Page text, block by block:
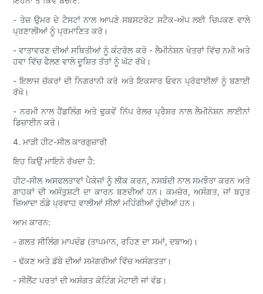
- ਤੇਜ਼ ਉਮਰ ਦੇ ਟੈਸਟਾਂ ਨਾਲ ਆਪਣੇ ਸਬਸਟਰੇਟ ਸਟੈਕ-ਅੱਪ ਲਈ ਚਿਪਕਣ ਵਾਲੇ
ਪ੍ਰਣਾਲੀਆਂ ਨੂੰ ਪ੍ਰਮਾਣਿਤ ਕਰੋ।
- ਵਾਤਾਵਰਣ ਦੀਆਂ ਸਥਿਤੀਆਂ ਨੂੰ ਕੰਟਰੋਲ ਕਰੋ - ਲੈਮੀਨੇਸ਼ਨ ਖੇਤਰਾਂ ਵਿੱਚ ਨਮੀ ਅਤੇ
ਹਵਾ ਵਿੱਚ ਫੈਲਣ ਵਾਲੇ ਦੂਸ਼ਿਤ ਤੱਤਾਂ ਨੂੰ ਘੱਟ ਰੱਖੋ।
- ਇਲਾਜ ਚੱਕਰਾਂ ਦੀ ਨਿਗਰਾਨੀ ਕਰੋ ਅਤੇ ਇਕਸਾਰ ਓਵਨ ਪ੍ਰੋਫਾਈਲਾਂ ਨੂੰ ਬਣਾਈ
ਰੱਖੋ।
- ਨਰਮੀ ਨਾਲ ਹੈਂਡਲਿੰਗ ਅਤੇ ਢੁਕਵੇਂ ਨਿੱਪ ਰੋਲਰ ਪ੍ਰੈਸ਼ਰ ਨਾਲ ਲੈਮੀਨੇਸ਼ਨ ਲਾਈਨਾਂ
ਡਿਜ਼ਾਈਨ ਕਰੋ।
4. ਮਾੜੀ ਹੀਟ-ਸੀਲ ਕਾਰਗੁਜ਼ਾਰੀ
ਇਹ ਕਿਉਂ ਮਾਇਨੇ ਰੱਖਦਾ ਹੈ:
ਹੀਟ-ਸੀਲ ਅਸਫਲਤਾਵਾਂ ਪੈਕੇਜਾਂ ਨੂੰ ਲੀਕ ਕਰਨ, ਨਸਬੰਦੀ ਨਾਲ ਸਮਝੌਤਾ ਕਰਨ ਅਤੇ
ਗਾਹਕਾਂ ਦੀ ਅਸੰਤੁਸ਼ਟੀ ਦਾ ਕਾਰਨ ਬਣਦੀਆਂ ਹਨ। ਕਮਜ਼ੋਰ, ਅਸੰਗਤ, ਜਾਂ ਬਹੁਤ
ਜ਼ਿਆਦਾ ਠੰਡੇ ਪ੍ਰਵਾਹ ਵਾਲੀਆਂ ਸੀਲਾਂ ਮਹਿੰਗੀਆਂ ਹੁੰਦੀਆਂ ਹਨ।
ਆਮ ਕਾਰਨ:
- ਗਲਤ ਸੀਲਿੰਗ ਮਾਪਦੰਡ (ਤਾਪਮਾਨ, ਰਹਿਣ ਦਾ ਸਮਾਂ, ਦਬਾਅ)।
- ਢੱਕਣ ਅਤੇ ਡੱਬੇ ਦੀਆਂ ਸਮੱਗਰੀਆਂ ਵਿੱਚ ਅਸੰਗਤਤਾ।
- ਸੀਲੈਂਟ ਪਰਤਾਂ ਦੀ ਅਸੰਗਤ ਕੋਟਿੰਗ ਮੋਟਾਈ ਜਾਂ ਵੰਡ।